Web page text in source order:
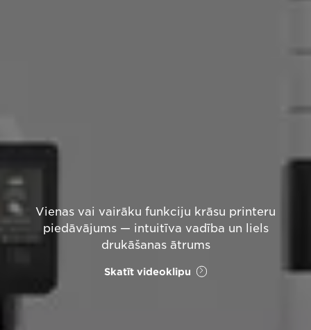
Vienas vai vairāku funkciju krāsu printeru
piedāvājums — intuitīva vadība un liels
drukāšanas ātrums
Skatīt videoklipu